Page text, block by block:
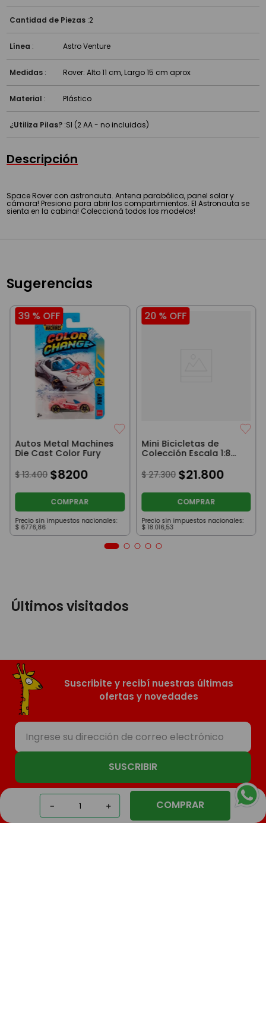
＋
－ COMPRAR
Cantidad de Piezas :2
Línea : Astro Venture
Medidas : Rover: Alto 11 cm, Largo 15 cm aprox
Material : Plástico
¿Utiliza Pilas? :SI (2 AA - no incluidas)
Descripción
Space Rover con astronauta. Antena parabólica, panel solar y
cámara! Presiona para abrir los compartimientos. El Astronauta se
sienta en la cabina! Coleccioná todos los modelos!
Sugerencias
39 % OFF
Autos Metal Machines
Die Cast Color Fury
$ 13.400 $8200
COMPRAR
Precio sin impuestos nacionales:
$ 6776,86
20 % OFF
Mini Bicicletas de
Colección Escala 1:8
$ 27.300 $21.800
COMPRAR
Precio sin impuestos nacionales:
$ 18.016,53
Últimos visitados
Suscribite y recibí nuestras últimas
ofertas y novedades
SUSCRIBIR